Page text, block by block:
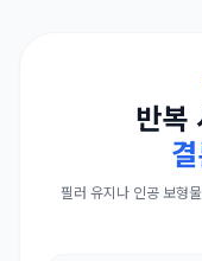
반복
필러 유지나 인공 보형